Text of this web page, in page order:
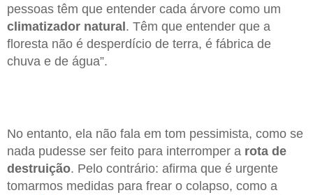
pessoas têm que entender cada árvore como um
climatizador natural . Têm que entender que a
floresta não é desperdício de terra, é fábrica de
chuva e de água”.
No entanto, ela não fala em tom pessimista, como se
nada pudesse ser feito para interromper a rota de
destruição. Pelo contrário: afirma que é urgente
tomarmos medidas para frear o colapso, como a